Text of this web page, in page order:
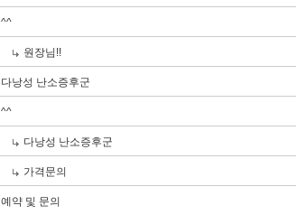
^^
원장님!!
다낭성 난소증후군
^^
다낭성 난소증후군
가격문의
예약 및 문의